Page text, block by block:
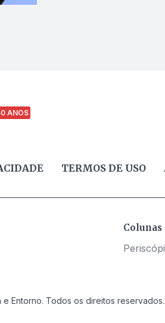
ANOS
TERMOS DE USO
Colunas
Entorno. Todos os direitos reservados.